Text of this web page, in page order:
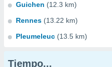
Guichen (12.3 km)
Rennes (13.22 km)
Pleumeleuc (13.5 km)
Tiempo...